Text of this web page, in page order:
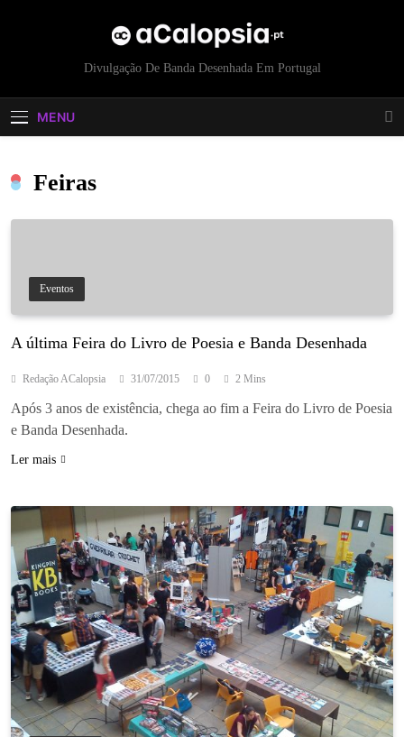
acalopsia
Divulgação De Banda Desenhada Em Portugal
MENU
Feiras
Eventos
A última Feira do Livro de Poesia e Banda Desenhada
Redação ACalopsia 31/07/2015 0 2 Mins
Após 3 anos de existência, chega ao fim a Feira do Livro de Poesia
e Banda Desenhada.
Ler mais